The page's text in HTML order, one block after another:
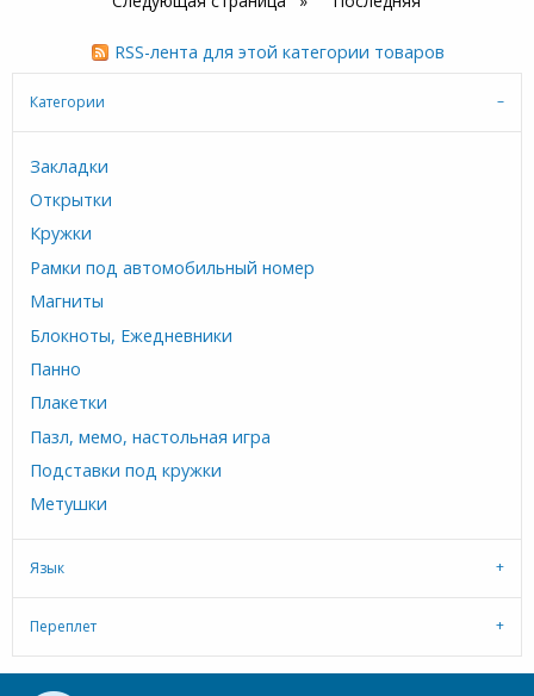
RSS-лента для этой категории товаров
Категории
Закладки
Открытки
Кружки
Рамки под автомобильный номер
Магниты
Блокноты, Ежедневники
Панно
Плакетки
Пазл, мемо, настольная игра
Подставки под кружки
Метушки
Язык
Переплет